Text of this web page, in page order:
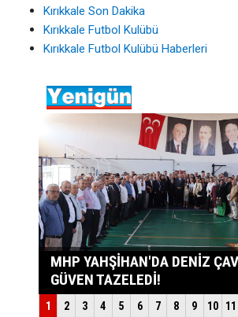
Kırıkkale Son Dakika
Kırıkkale Futbol Kulübü
Kırıkkale Futbol Kulübü Haberleri